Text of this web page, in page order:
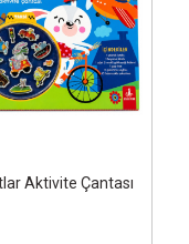
Aktivite Çantası